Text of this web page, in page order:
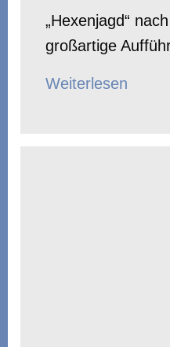
„Hexenjagd“
großartige
Weiterlesen